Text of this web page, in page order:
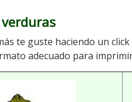
te guste haciendo un
adecuado para